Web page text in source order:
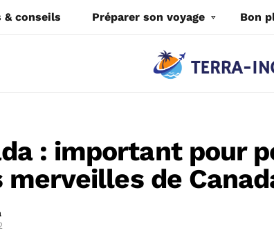
& conseils Préparer son voyage Bon
: important pour
de